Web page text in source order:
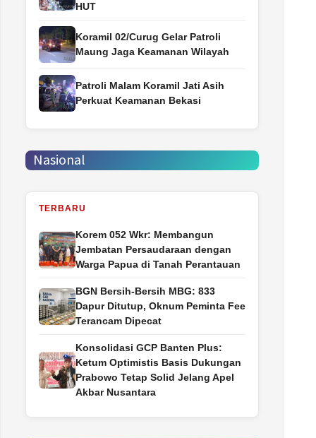
HUT
Koramil 02/Curug Gelar Patroli
Maung Jaga Keamanan Wilayah
Patroli Malam Koramil Jati Asih
Perkuat Keamanan Bekasi
Nasional
TERBARU
Korem 052 Wkr: Membangun
Jembatan Persaudaraan dengan
Warga Papua di Tanah Perantauan
BGN Bersih-Bersih MBG: 833
Dapur Ditutup, Oknum Peminta Fee
Terancam Dipecat
Konsolidasi GCP Banten Plus:
Ketum Optimistis Basis Dukungan
Prabowo Tetap Solid Jelang Apel
Akbar Nusantara